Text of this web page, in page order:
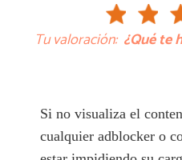
Tu valoración: ¿Qué te
Si no visualiza el
cualquier adblocker o